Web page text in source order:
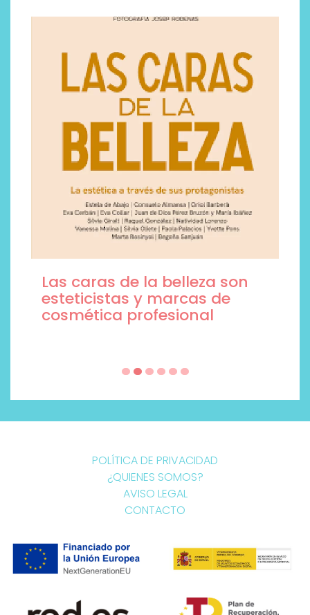
Las caras de la belleza son
esteticistas y marcas de
cosmética profesional
POLÍTICA DE PRIVACIDAD
¿QUIENES SOMOS?
AVISO LEGAL
CONTACTO